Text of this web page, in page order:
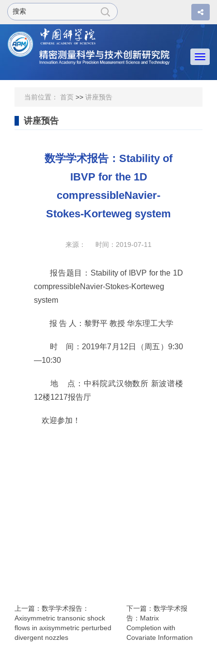
当前位置： 首页 >> 讲座预告
讲座预告
数学学术报告：Stability of
IBVP for the 1D
compressibleNavier-
Stokes-Korteweg system
来源： 时间：2019-07-11
报告题目：Stability of IBVP for the 1D
compressibleNavier-Stokes-Korteweg
system
报 告 人：黎野平 教授 华东理工大学
时 间：2019年7月12日（周五）9:30
—10:30
地 点：中科院武汉物数所 新波谱楼
12楼1217报告厅
欢迎参加！
上一篇：数学学术报告：
Axisymmetric transonic shock
flows in axisymmetric perturbed
divergent nozzles
下一篇：数学学术报
告：Matrix
Completion with
Covariate Information